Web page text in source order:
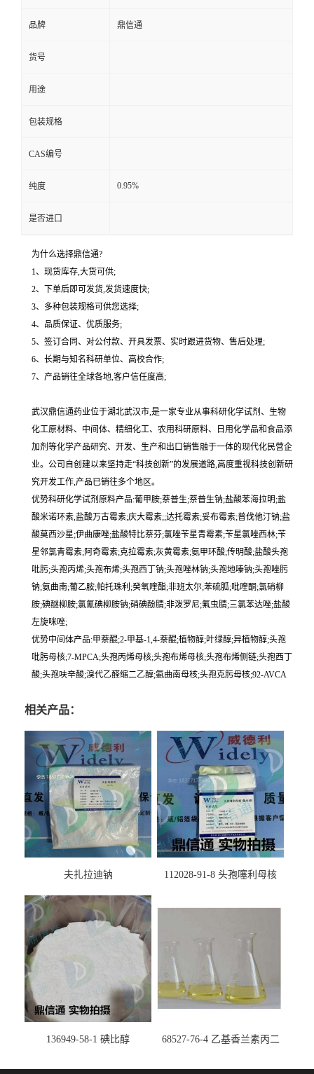
品牌 鼎信通
货号
用途
包装规格
CAS编号
纯度 0.95%
是否进口
为什么选择鼎信通?
1、现货库存,大货可供;
2、下单后即可发货,发货速度快;
3、多种包装规格可供您选择;
4、品质保证、优质服务;
5、签订合同、对公付款、开具发票、实时跟进货物、售后处理;
6、长期与知名科研单位、高校合作;
7、产品销往全球各地,客户信任度高;
武汉鼎信通药业位于湖北武汉市,是一家专业从事科研化学试剂、生物
化工原材料、中间体、精细化工、农用科研原料、日用化学品和食品添
加剂等化学产品研究、开发、生产和出口销售融于一体的现代化民营企
业。公司自创建以来坚持走“科技创新”的发展道路,高度重视科技创新研
究开发工作,产品已销往多个地区。
优势科研化学试剂原料产品:葡甲胺;萘普生;萘普生钠;盐酸苯海拉明;盐
酸米诺环素,盐酸万古霉素;庆大霉素;;达托霉素;妥布霉素;普伐他汀钠;盐
酸莫西沙星;伊曲康唑;盐酸特比萘芬;氯唑苄星青霉素;苄星氯唑西林;苄
星邻氯青霉素;阿奇霉素;克拉霉素;灰黄霉素;氨甲环酸;传明酸;盐酸头孢
吡肟;头孢丙烯;头孢布烯;头孢西丁钠;头孢唑林钠;头孢地嗪钠;头孢唑肟
钠;氨曲南;葡乙胺;帕托珠利;癸氧喹酯;非班太尔;苯硫胍;吡喹酮;氯硝柳
胺;碘醚柳胺;氯氰碘柳胺钠;硝碘酚腈;非泼罗尼;氟虫腈;三氯苯达唑;盐酸
左旋咪唑;
优势中间体产品:甲萘醌;2-甲基-1,4-萘醌;植物醇;叶绿醇;异植物醇;头孢
吡肟母核;7-MPCA;头孢丙烯母核;头孢布烯母核;头孢布烯侧链;头孢西丁
酸;头孢呋辛酸;溴代乙醛缩二乙醇;氨曲南母核;头孢克肟母核;92-AVCA
相关产品：
夫扎拉迪钠
112028-91-8 头孢噻利母核
136949-58-1 碘比醇
68527-76-4 乙基香兰素丙二